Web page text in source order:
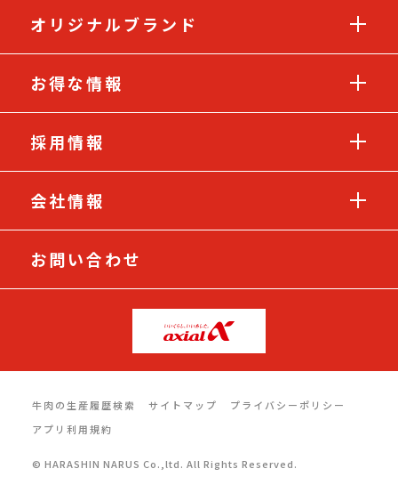
オリジナルブランド
お得な情報
採用情報
会社情報
お問い合わせ
牛肉の生産履歴検索 サイトマップ
プライバシーポリシー
アプリ利用規約
© HARASHIN NARUS Co.,ltd. All Rights Reserved.